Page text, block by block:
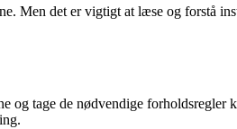
Men det er vigtigt at læse og forstå
tage de nødvendige forholdsregler